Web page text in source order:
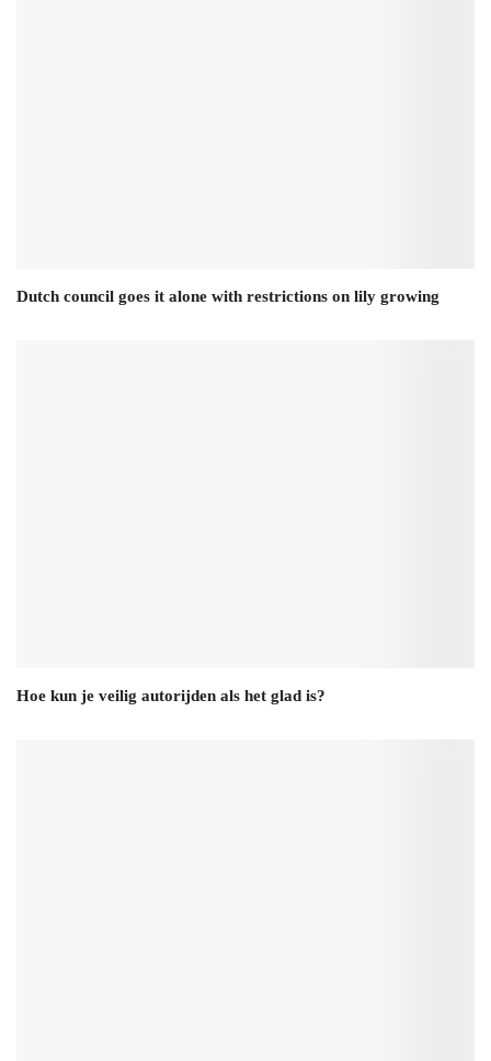
Dutch council goes it alone with restrictions on lily growing
Hoe kun je veilig autorijden als het glad is?